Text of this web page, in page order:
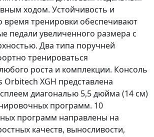
ходом. Устойчивость и
время тренировки обеспечивают
педали увеличенного размера с
Два типа поручней
тренироваться
роста и комплекции. Консоль
XGH представлена
диагональю 5,5 дюйма (14 см)
программ. 10
программ направлены на
качеств, выносливости,